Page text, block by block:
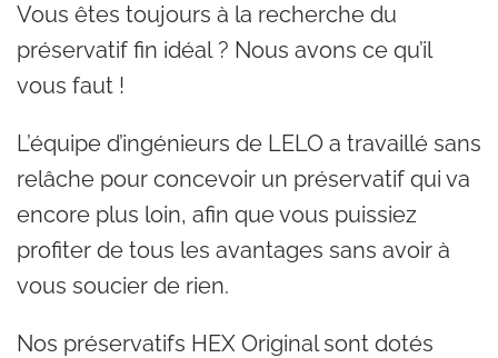
Vous êtes toujours à la recherche du
préservatif fin idéal ? Nous avons ce qu’il
vous faut !
L’équipe d’ingénieurs de LELO a travaillé sans
relâche pour concevoir un préservatif qui va
encore plus loin, afin que vous puissiez
profiter de tous les avantages sans avoir à
vous soucier de rien.
Nos préservatifs HEX Original sont dotés